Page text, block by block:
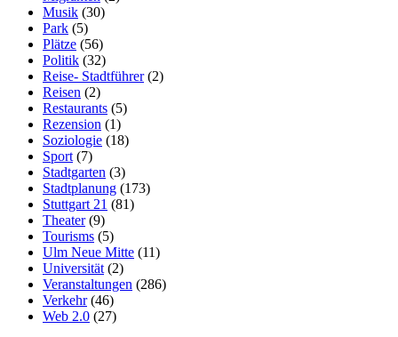
Musik (30)
Park (5)
Plätze (56)
Politik (32)
Reise- Stadtführer(2)
Reisen (2)
Restaurants (5)
Rezension (1)
Soziologie (18)
Sport (7)
Stadtgarten (3)
Stadtplanung (173)
Stuttgart 21 (81)
Theater(9)
Tourisms (5)
Ulm Neue Mitte (11)
Universität (2)
Veranstaltungen (286)
Verkehr(46)
Web 2.0 (27)